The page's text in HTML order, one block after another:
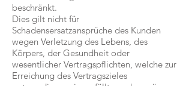
beschränkt.
Dies gilt nicht für
Schadensersatzansprüche des Kunden
wegen Verletzung des Lebens, des
Körpers, der Gesundheit oder
wesentlicher Vertragspflichten, welche zur
Erreichung des Vertragszieles